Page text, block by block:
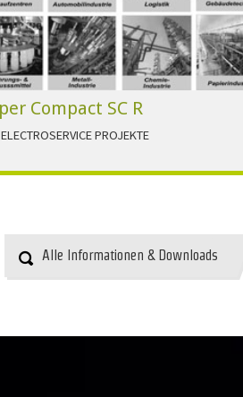
Compact SC R
PROJEKTE
Alle Informationen & Downloads